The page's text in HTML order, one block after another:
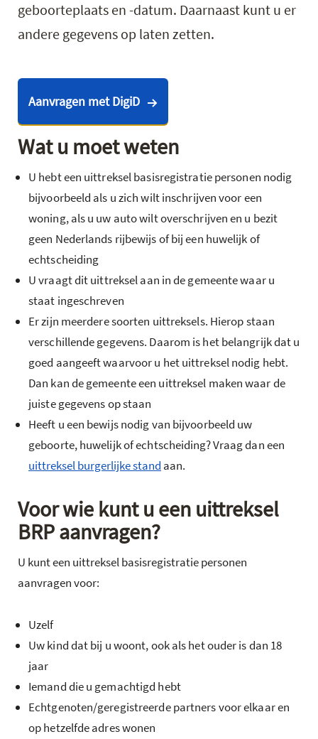
geboorteplaats en -datum. Daarnaast kunt u er
andere gegevens op laten zetten.
Aanvragen met DigiD
Wat u moet weten
U hebt een uittreksel basisregistratie personen nodig
bijvoorbeeld als u zich wilt inschrijven voor een
woning, als u uw auto wilt overschrijven en u bezit
geen Nederlands rijbewijs of bij een huwelijk of
echtscheiding
U vraagt dit uittreksel aan in de gemeente waar u
staat ingeschreven
Er zijn meerdere soorten uittreksels. Hierop staan
verschillende gegevens. Daarom is het belangrijk dat u
goed aangeeft waarvoor u het uittreksel nodig hebt.
Dan kan de gemeente een uittreksel maken waar de
juiste gegevens op staan
Heeft u een bewijs nodig van bijvoorbeeld uw
geboorte, huwelijk of echtscheiding? Vraag dan een
uittreksel burgerlijke stand aan.
Voor wie kunt u een uittreksel
BRP aanvragen?
U kunt een uittreksel basisregistratie personen
aanvragen voor:
Uzelf
Uw kind dat bij u woont, ook als het ouder is dan 18
jaar
Iemand die u gemachtigd hebt
Echtgenoten/geregistreerde partners voor elkaar en
op hetzelfde adres wonen